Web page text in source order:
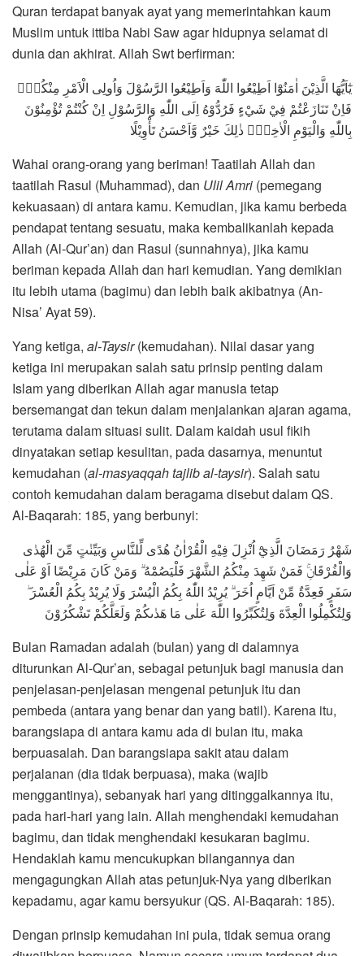
Quran terdapat banyak ayat yang memerintahkan kaum
Muslim untuk ittiba Nabi Saw agar hidupnya selamat di
dunia dan akhirat. Allah Swt berfirman:
يٰٓاَيُّهَا الَّذِيْنَ اٰمَنُوْٓا اَطِيْعُوا اللّٰهَ وَاَطِيْعُوا الرَّسُوْلَ وَاُولِى الْاَمْرِ مِنْكُمْۚ
فَاِنْ تَنَازَعْتُمْ فِيْ شَيْءٍ فَرُدُّوْهُ اِلَى اللّٰهِ وَالرَّسُوْلِ اِنْ كُنْتُمْ تُؤْمِنُوْنَ
بِاللّٰهِ وَالْيَوْمِ الْاٰخِرِۗ ذٰلِكَ خَيْرٌ وَّاَحْسَنُ تَأْوِيْلًا
Wahai orang-orang yang beriman! Taatilah Allah dan
taatilah Rasul (Muhammad), dan Ulil Amri (pemegang
kekuasaan) di antara kamu. Kemudian, jika kamu berbeda
pendapat tentang sesuatu, maka kembalikanlah kepada
Allah (Al-Qur’an) dan Rasul (sunnahnya), jika kamu
beriman kepada Allah dan hari kemudian. Yang demikian
itu lebih utama (bagimu) dan lebih baik akibatnya (An-
Nisa’ Ayat 59).
Yang ketiga, al-Taysir(kemudahan). Nilai dasar yang
ketiga ini merupakan salah satu prinsip penting dalam
Islam yang diberikan Allah agar manusia tetap
bersemangat dan tekun dalam menjalankan ajaran agama,
terutama dalam situasi sulit. Dalam kaidah usul fikih
dinyatakan setiap kesulitan, pada dasarnya, menuntut
kemudahan (al-masyaqqah tajlib al-taysir). Salah satu
contoh kemudahan dalam beragama disebut dalam QS.
Al-Baqarah: 185, yang berbunyi:
شَهْرُ رَمَضَانَ الَّذِيْٓ اُنْزِلَ فِيْهِ الْقُرْاٰنُ هُدًى لِّلنَّاسِ وَبَيِّنٰتٍ مِّنَ الْهُدٰى
وَالْفُرْقَانِۚ فَمَنْ شَهِدَ مِنْكُمُ الشَّهْرَ فَلْيَصُمْهُ ۗ وَمَنْ كَانَ مَرِيْضًا اَوْ عَلٰى
سَفَرٍ فَعِدَّةٌ مِّنْ اَيَّامٍ اُخَرَ ۗ يُرِيْدُ اللّٰهُ بِكُمُ الْيُسْرَ وَلَا يُرِيْدُ بِكُمُ الْعُسْرَ ۖ
وَلِتُكْمِلُوا الْعِدَّةَ وَلِتُكَبِّرُوا اللّٰهَ عَلٰى مَا هَدٰىكُمْ وَلَعَلَّكُمْ تَشْكُرُوْنَ
Bulan Ramadan adalah (bulan) yang di dalamnya
diturunkan Al-Qur’an, sebagai petunjuk bagi manusia dan
penjelasan-penjelasan mengenai petunjuk itu dan
pembeda (antara yang benar dan yang batil). Karena itu,
barangsiapa di antara kamu ada di bulan itu, maka
berpuasalah. Dan barangsiapa sakit atau dalam
perjalanan (dia tidak berpuasa), maka (wajib
menggantinya), sebanyak hari yang ditinggalkannya itu,
pada hari-hari yang lain. Allah menghendaki kemudahan
bagimu, dan tidak menghendaki kesukaran bagimu.
Hendaklah kamu mencukupkan bilangannya dan
mengagungkan Allah atas petunjuk-Nya yang diberikan
kepadamu, agar kamu bersyukur (QS. Al-Baqarah: 185).
Dengan prinsip kemudahan ini pula, tidak semua orang